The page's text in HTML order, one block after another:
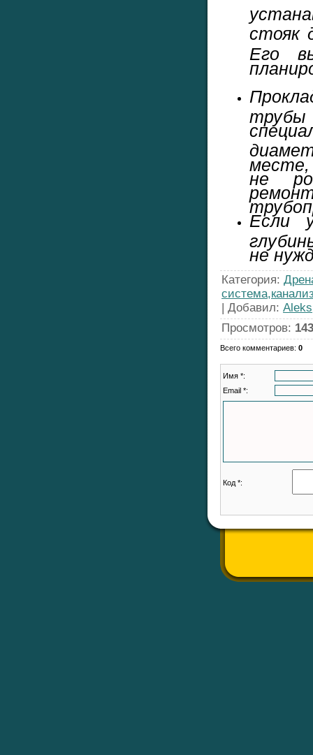
стояк
Его
месте,
не
Если
не
Категория:
| Добавил: Aleks
Просмотров:
Всего комментариев: 0
Имя *:
Email *:
Код *: